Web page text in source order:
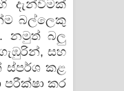
දැන්වීමක්
බල්ලෙකු
නමුත් බලු
සහ
ස්පර්ශ කළ
පරීක්ෂා කර